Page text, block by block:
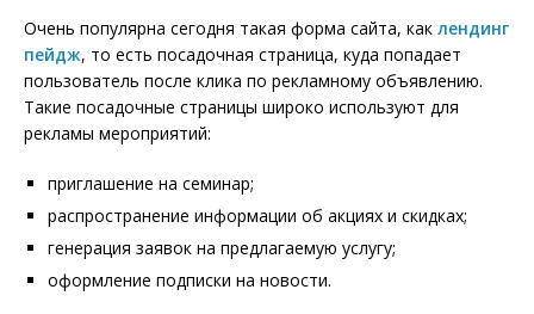
Очень популярна сегодня такая форма сайта, как лендинг
пейдж, то есть посадочная страница, куда попадает
пользователь после клика по рекламному объявлению.
Такие посадочные страницы широко используют для
рекламы мероприятий:
приглашение на семинар;
распространение информации об акциях и скидках;
генерация заявок на предлагаемую услугу;
оформление подписки на новости.